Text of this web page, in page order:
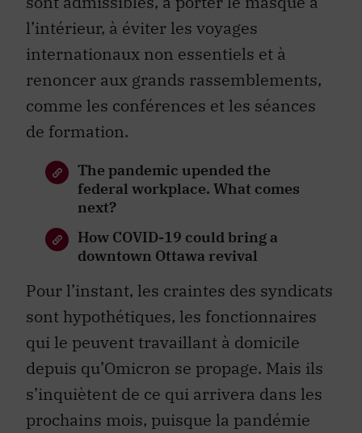
l’intérieur, à éviter les voyages
internationaux non essentiels et à
renoncer aux grands rassemblements,
comme les conférences et les séances
de formation.
The pandemic upended the
federal workplace. What comes
next?
How COVID-19 could bring a
downtown Ottawa revival
Pour l’instant, les craintes des syndicats
sont hypothétiques, les fonctionnaires
qui le peuvent travaillant à domicile
depuis qu’Omicron se propage. Mais ils
s’inquiètent de ce qui arrivera dans les
prochains mois, puisque la pandémie